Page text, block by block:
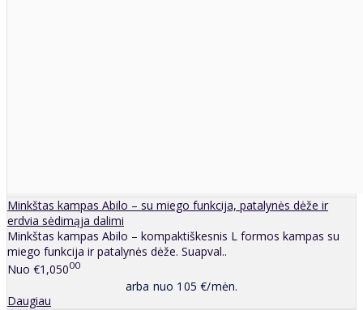
Minkštas kampas Abilo – su miego funkcija, patalynės dėže ir
erdvia sėdimąja dalimi
Minkštas kampas Abilo – kompaktiškesnis L formos kampas su
miego funkcija ir patalynės dėže. Suapval..
Nuo €1,05000
arba nuo 105 €/mėn.
Daugiau